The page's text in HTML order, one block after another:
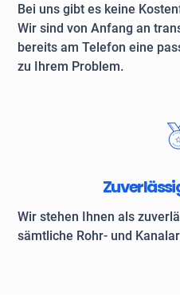
Bei uns gibt es keine
Wir sind von Anfang an
bereits am Telefon eine
zu Ihrem Problem.
Wir stehen Ihnen als
sämtliche Rohr- und